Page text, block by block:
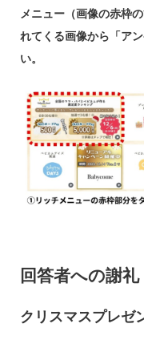
メニュー（画像の赤枠
れてくる画像から「ア
い。
回答者への謝礼
クリスマスプレゼ